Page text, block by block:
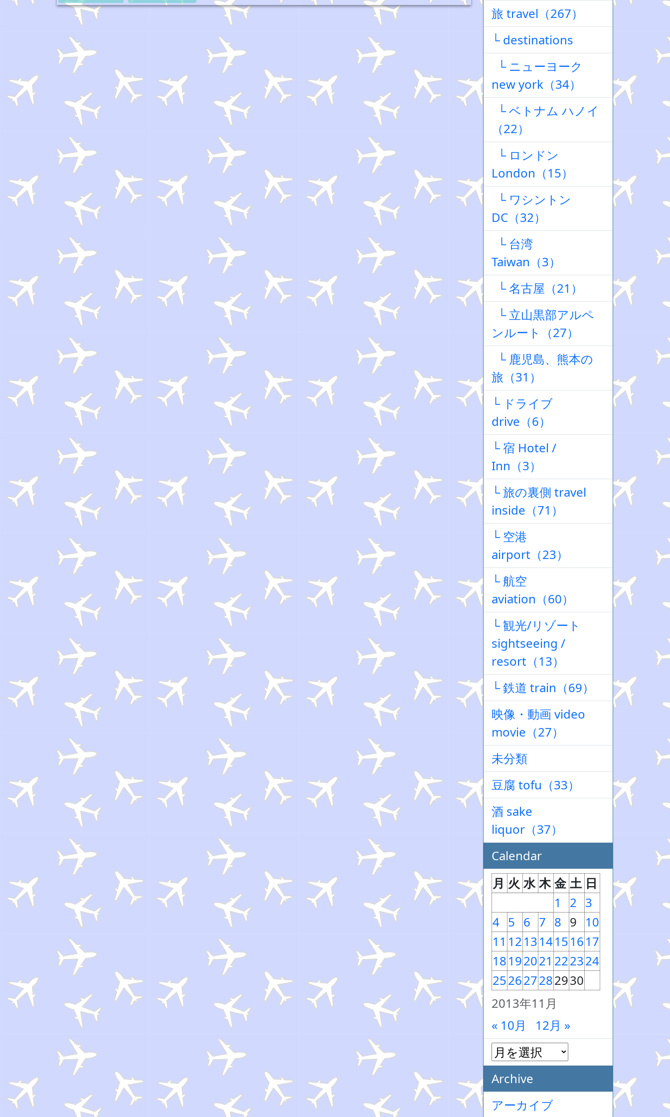
旅 travel（267）
└ destinations
└ ニューヨーク
new york（34）
└ ベトナム ハノイ
（22）
└ ロンドン
London（15）
└ ワシントン
DC（32）
└ 台湾
Taiwan（3）
└ 名古屋（21）
└ 立山黒部アルペ
ンルート（27）
└ 鹿児島、熊本の
旅（31）
└ ドライブ
drive（6）
└ 宿 Hotel /
Inn（3）
└ 旅の裏側 travel
inside（71）
└ 空港
airport（23）
└ 航空
aviation（60）
└ 観光/リゾート
sightseeing /
resort（13）
└ 鉄道 train（69）
映像・動画 video
movie（27）
未分類
豆腐 tofu（33）
酒 sake
liquor（37）
Calendar
2013年11月
月 火 水 木 金 土 日
1
2 3
4 5 6 7 8 9
10
11 121314151617
18192021 222324
252627282930
« 10月 12月 »
Archive
アーカイブ